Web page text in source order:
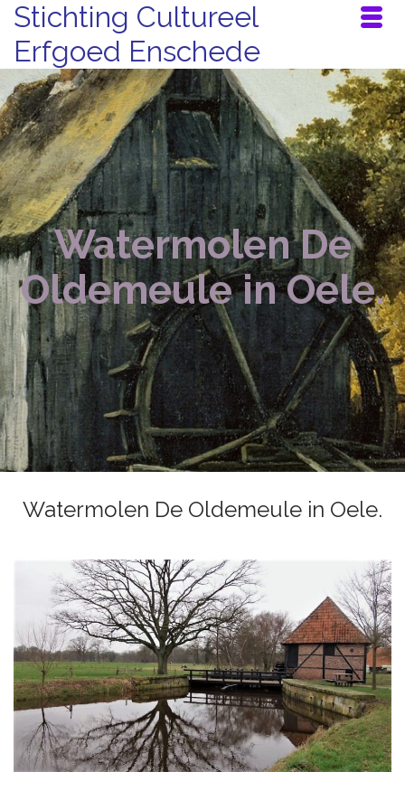
Stichting Cultureel
Erfgoed Enschede
Watermolen De
Oldemeule in Oele.
Watermolen De Oldemeule in Oele.